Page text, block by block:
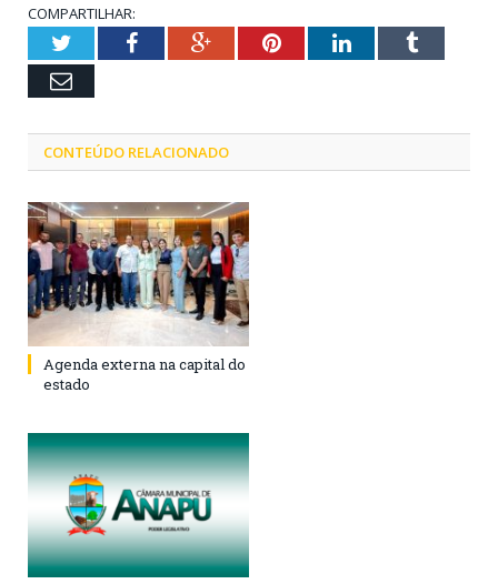
COMPARTILHAR:
TwitterFacebookGoogle+PinterestLinkedInTumblr
Email
CONTEÚDO RELACIONADO
Agenda externa na capital do
estado